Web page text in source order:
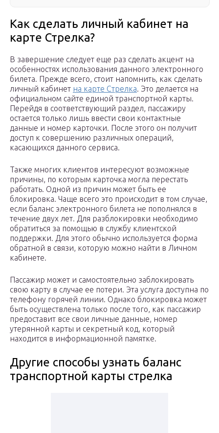
Как сделать личный кабинет на
карте Стрелка?
В завершение следует еще раз сделать акцент на
особенностях использования данного электронного
билета. Прежде всего, стоит напомнить, как сделать
личный кабинет на карте Стрелка. Это делается на
официальном сайте единой транспортной карты.
Перейдя в соответствующий раздел, пассажиру
остается только лишь ввести свои контактные
данные и номер карточки. После этого он получит
доступ к совершению различных операций,
касающихся данного сервиса.
Также многих клиентов интересуют возможные
причины, по которым карточка могла перестать
работать. Одной из причин может быть ее
блокировка. Чаще всего это происходит в том случае,
если баланс электронного билета не пополнялся в
течение двух лет. Для разблокировки необходимо
обратиться за помощью в службу клиентской
поддержки. Для этого обычно используется форма
обратной в связи, которую можно найти в Личном
кабинете.
Пассажир может и самостоятельно заблокировать
свою карту в случае ее потери. Эта услуга доступна по
телефону горячей линии. Однако блокировка может
быть осуществлена только после того, как пассажир
предоставит все свои личные данные, номер
утерянной карты и секретный код, который
находится в информационной памятке.
Другие способы узнать баланс
транспортной карты стрелка